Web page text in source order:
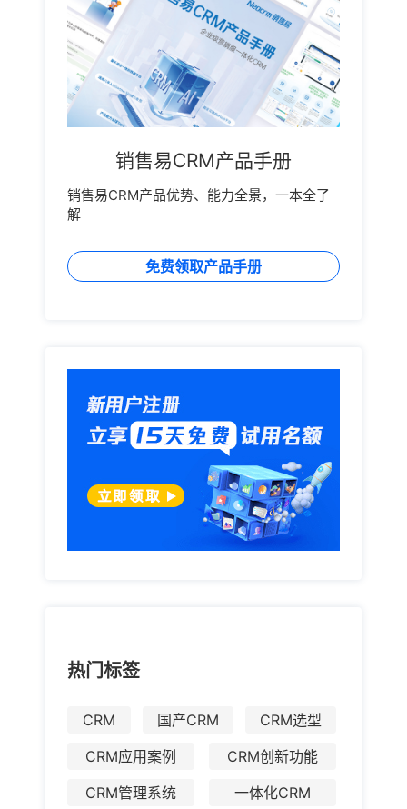
销售易CRM产品手册
销售易CRM产品优势、能力全景，一本全了
解
免费领取产品手册
热门标签
CRM 国产CRM
CRM选型
CRM应用案例
CRM创新功能
CRM管理系统
一体化CRM